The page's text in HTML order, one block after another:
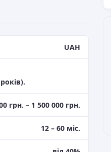
UAH
грн. – 1 500 000 грн.
12 – 60 міс.